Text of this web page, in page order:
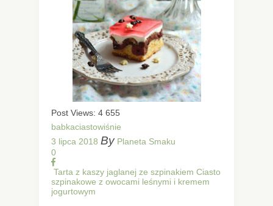
Post Views: 4 655
babkaciastowiśnie
3 lipca 2018 By Planeta Smaku
0
Tarta z kaszy jaglanej ze szpinakiem Ciasto
szpinakowe z owocami leśnymi i kremem
jogurtowym